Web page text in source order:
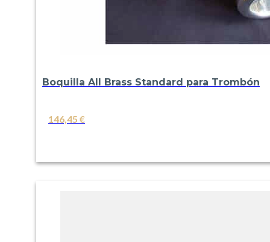
Boquilla All Brass Standard para Trombón
146,45 €